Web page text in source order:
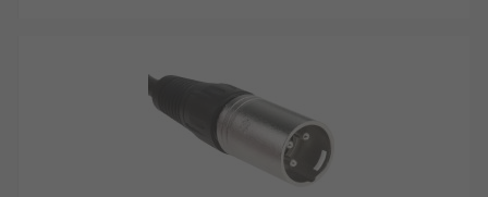
型号的产品供您挑选，从而满足不同的应用场景需
欢迎查看和订购RS的卡侬线及相关产品，订购现货24
小时内发货，线上下单满额免运费。